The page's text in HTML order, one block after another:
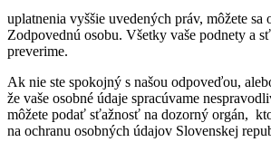
uplatnenia vyššie uvedených práv, môžete sa
Zodpovednú osobu. Všetky vaše podnety a
preverime.
Ak nie ste spokojný s našou odpoveďou,
že vaše osobné údaje spracúvame
môžete podať sťažnosť na dozorný orgán,
na ochranu osobných údajov Slovenskej